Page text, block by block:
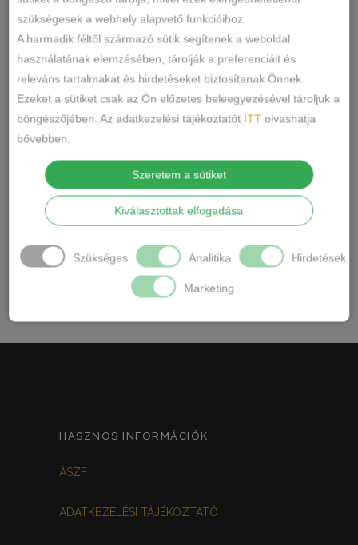
CÍMKÉK
MEGOSZTÁS
LEÍRÁS
Anyaga: 95% poliamid, 5 % elastan
Szín:Púder rózsaszín
Ápolás:Csak kézzel mosható.Nem
vasalható.
HASZNOS INFORMÁCIÓK
ÁSZF
ADATKEZELÉSI TÁJÉKOZTATÓ
szükségesek a webhely alapvető funkcióihoz.
A harmadik féltől származó sütik segítenek a weboldal
használatának elemzésében, tárolják a preferenciáit és
releváns tartalmakat és hirdetéseket biztosítanak Önnek.
Ezeket a sütiket csak az Ön előzetes beleegyezésével tároljuk a
böngészőjében. Az adatkezelési tájékoztatót ITT olvashatja
bővebben.
Szeretem a sütiket
Kiválasztottak elfogadása
Szükséges Analitika Hirdetések
Marketing